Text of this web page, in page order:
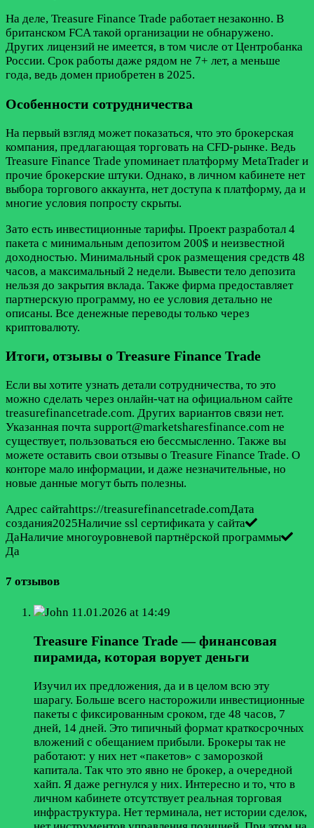
На деле, Treasure Finance Trade работает незаконно. В
британском FCA такой организации не обнаружено.
Других лицензий не имеется, в том числе от Центробанка
России. Срок работы даже рядом не 7+ лет, а меньше
года, ведь домен приобретен в 2025.
Особенности сотрудничества
На первый взгляд может показаться, что это брокерская
компания, предлагающая торговать на CFD-рынке. Ведь
Treasure Finance Trade упоминает платформу MetaTrader и
прочие брокерские штуки. Однако, в личном кабинете нет
выбора торгового аккаунта, нет доступа к платформу, да и
многие условия попросту скрыты.
Зато есть инвестиционные тарифы. Проект разработал 4
пакета с минимальным депозитом 200$ и неизвестной
доходностью. Минимальный срок размещения средств 48
часов, а максимальный 2 недели. Вывести тело депозита
нельзя до закрытия вклада. Также фирма предоставляет
партнерскую программу, но ее условия детально не
описаны. Все денежные переводы только через
криптовалюту.
Итоги, отзывы о Treasure Finance Trade
Если вы хотите узнать детали сотрудничества, то это
можно сделать через онлайн-чат на официальном сайте
treasurefinancetrade.com. Других вариантов связи нет.
Указанная почта support@marketsharesfinance.com не
существует, пользоваться ею бессмысленно. Также вы
можете оставить свои отзывы о Treasure Finance Trade. О
конторе мало информации, и даже незначительные, но
новые данные могут быть полезны.
Адрес сайтаhttps://treasurefinancetrade.comДата
создания2025Наличие ssl сертификата у сайта
ДаНаличие многоуровневой партнёрской программы
Да
7 отзывов
John 11.01.2026 at 14:49
Treasure Finance Trade — финансовая
пирамида, которая ворует деньги
Изучил их предложения, да и в целом всю эту
шарагу. Больше всего насторожили инвестиционные
пакеты с фиксированным сроком, где 48 часов, 7
дней, 14 дней. Это типичный формат краткосрочных
вложений с обещанием прибыли. Брокеры так не
работают: у них нет «пакетов» с заморозкой
капитала. Так что это явно не брокер, а очередной
хайп. Я даже регнулся у них. Интересно и то, что в
личном кабинете отсутствует реальная торговая
инфраструктура. Нет терминала, нет истории сделок,